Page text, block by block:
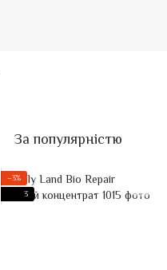
За популярністю
−3%
3